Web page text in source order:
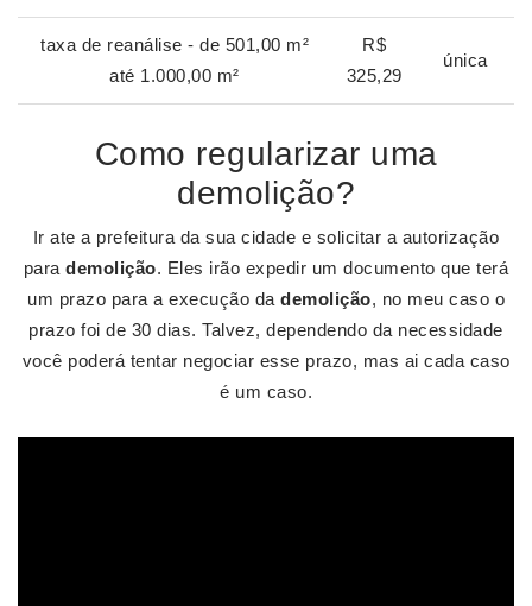
taxa de reanálise - de 501,00 m²
até 1.000,00 m²
R$
325,29
única
Como regularizar uma
demolição?
Ir ate a prefeitura da sua cidade e solicitar a autorização
parademolição. Eles irão expedir um documento que terá
um prazo para a execução da demolição, no meu caso o
prazo foi de 30 dias. Talvez, dependendo da necessidade
você poderá tentar negociar esse prazo, mas ai cada caso
é um caso.